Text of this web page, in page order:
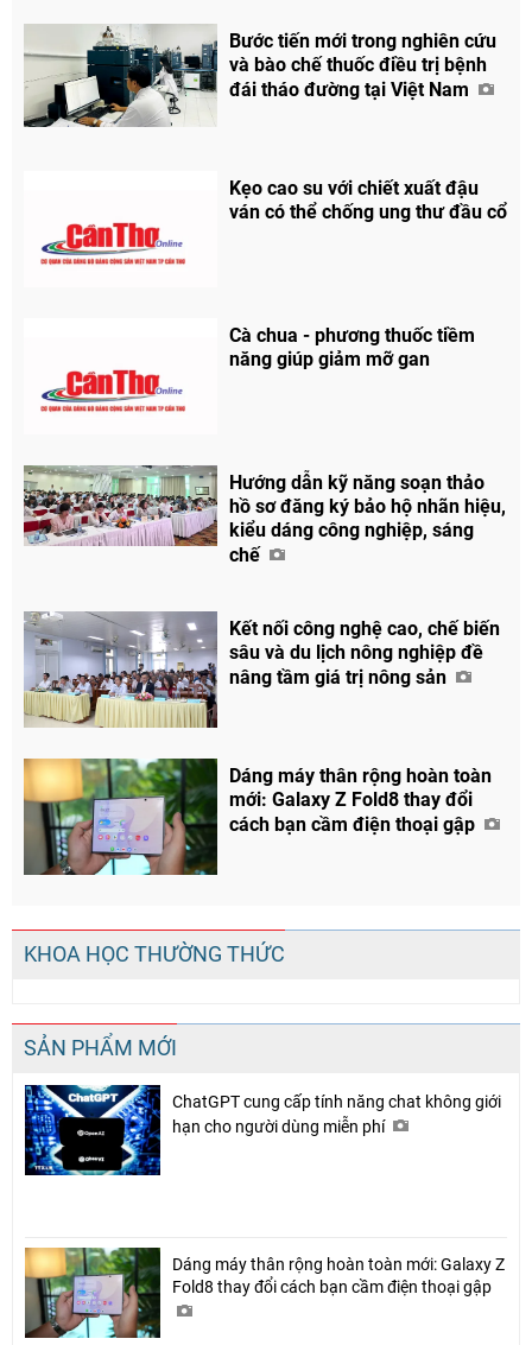
Facebook
Bước tiến mới trong nghiên cứu
và bào chế thuốc điều trị bệnh
đái tháo đường tại Việt Nam
Kẹo cao su với chiết xuất đậu
ván có thể chống ung thư đầu cổ
Cà chua - phương thuốc tiềm
năng giúp giảm mỡ gan
Hướng dẫn kỹ năng soạn thảo
hồ sơ đăng ký bảo hộ nhãn hiệu,
kiểu dáng công nghiệp, sáng
chế
Kết nối công nghệ cao, chế biến
sâu và du lịch nông nghiệp đề
nâng tầm giá trị nông sản
Dáng máy thân rộng hoàn toàn
mới: Galaxy Z Fold8 thay đổi
cách bạn cầm điện thoại gập
KHOA HỌC THƯỜNG THỨC
SẢN PHẨM MỚI
ChatGPT cung cấp tính năng chat không giới
hạn cho người dùng miễn phí
Dáng máy thân rộng hoàn toàn mới: Galaxy Z
Fold8 thay đổi cách bạn cầm điện thoại gập